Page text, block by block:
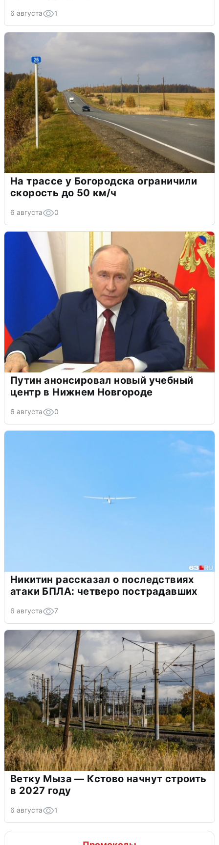
6 августа 1
На трассе у Богородска ограничили
скорость до 50 км/ч
6 августа 0
Путин анонсировал новый учебный
центр в Нижнем Новгороде
6 августа 0
Никитин рассказал о последствиях
атаки БПЛА: четверо пострадавших
6 августа 7
Ветку Мыза — Кстово начнут строить
в 2027 году
6 августа 1